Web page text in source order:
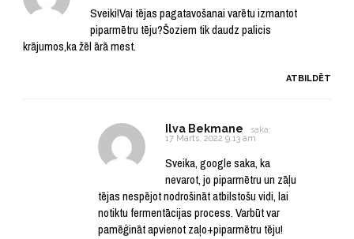
Sveiki!Vai tējas pagatavošanai varētu izmantot
piparmētru tēju?Šoziem tik daudz palicis
krājumos,ka žēl ārā mest.
ATBILDĒT
Ilva Bekmane
saka:
17 Marts, 2022 9:13 am
Sveika, google saka, ka
nevarot, jo piparmētru un zāļu
tējas nespējot nodrošināt atbilstošu vidi, lai
notiktu fermentācijas process. Varbūt var
pamēģināt apvienot zaļo+piparmētru tēju!